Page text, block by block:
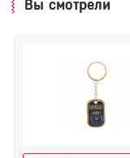
Вы смотрели